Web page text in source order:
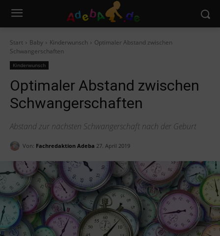
Start Baby Kinderwunsch
Optimaler Abstand zwischen
Schwangerschaften
Kinderwunsch
Optimaler Abstand zwischen
Schwangerschaften
Abstand zur nächsten Schwangerschaft nach der Geburt
Von: Fachredaktion Adeba 27. April 2019